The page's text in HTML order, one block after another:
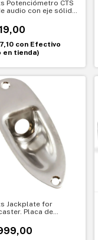
Potenciómetro CTS
audio con eje sólido
con Efectivo
en tienda)
Jackplate for
Placa de